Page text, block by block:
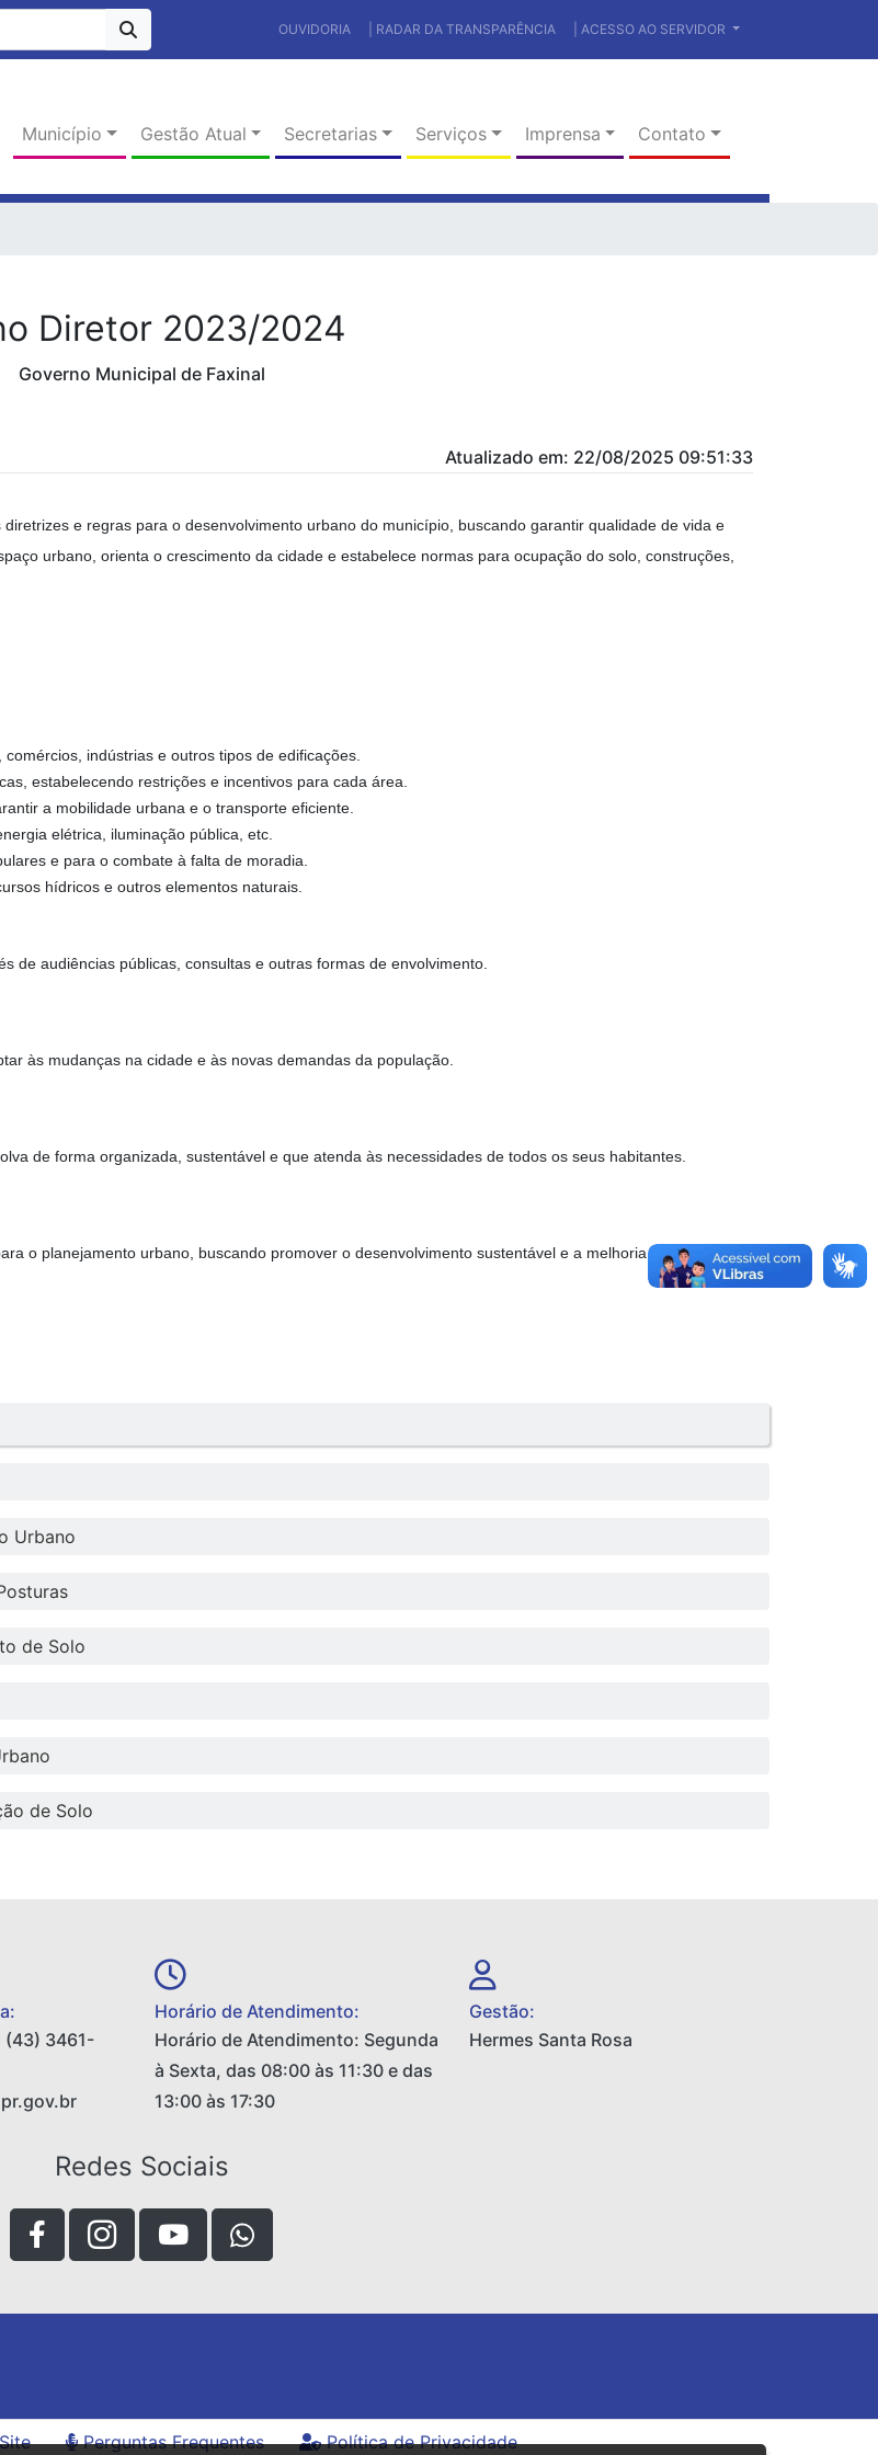
OUVIDORIA | RADAR DA TRANSPARÊNCIA | ACESSO AO SERVIDOR
Município Gestão Atual Secretarias Serviços Imprensa Contato
Diretor 2023/2024
Governo Municipal de Faxinal
Atualizado em: 22/08/2025 09:51:33
e regras para o desenvolvimento urbano do município, buscando garantir qualidade de vida e
urbano, orienta o crescimento da cidade e estabelece normas para ocupação do solo, construções,
indústrias e outros tipos de edificações.
estabelecendo restrições e incentivos para cada área.
a mobilidade urbana e o transporte eficiente.
elétrica, iluminação pública, etc.
e para o combate à falta de moradia.
hídricos e outros elementos naturais.
de audiências públicas, consultas e outras formas de envolvimento.
às mudanças na cidade e às novas demandas da população.
de forma organizada, sustentável e que atenda às necessidades de todos os seus habitantes.
o planejamento urbano, buscando promover o desenvolvimento sustentável e a melhoria da qualidade
Urbano
de Solo
de Solo
3461-
Horário de Atendimento:
Horário de Atendimento: Segunda
à Sexta, das 08:00 às 11:30 e das
13:00 às 17:30
Gestão:
Hermes Santa Rosa
Redes Sociais
Perguntas Frequentes Política de Privacidade